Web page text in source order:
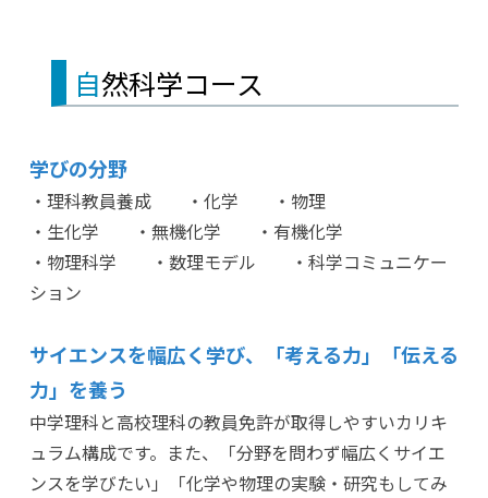
自然科学コース
学びの分野
・理科教員養成 ・化学 ・物理
・生化学 ・無機化学 ・有機化学
・物理科学 ・数理モデル ・科学コミュニケー
ション
サイエンスを幅広く学び、「考える力」「伝える
力」を養う
中学理科と高校理科の教員免許が取得しやすいカリキ
ュラム構成です。また、「分野を問わず幅広くサイエ
ンスを学びたい」「化学や物理の実験・研究もしてみ